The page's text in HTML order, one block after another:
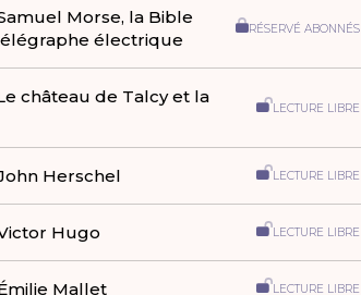
Morse, la Bible
électrique
RÉSERVÉ ABONNÉS
château de Talcy et la
LECTURE LIBRE
Herschel LECTURE LIBRE
Hugo LECTURE LIBRE
Mallet LECTURE LIBRE